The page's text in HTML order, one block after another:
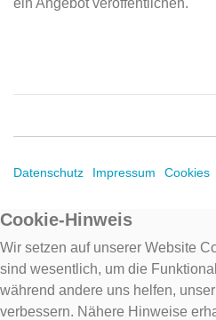
Datenschutz Impressum Cookies
Cookie-Hinweis
Wir setzen auf unserer Website
sind wesentlich, um die
während andere uns helfen,
verbessern. Nähere Hinweise